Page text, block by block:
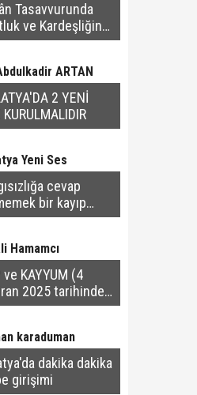
Tasavvurunda
ve Kardeşliğin
Sınırları
ARTAN
2 YENİ
KURULMALIDIR
Yeni Ses
cevap
bir kayıp
bir kazançtır
Hamamcı
ve KAYYUM (4
2025 tarihinde
yazı)
karaduman
dakika dakika
girişimi